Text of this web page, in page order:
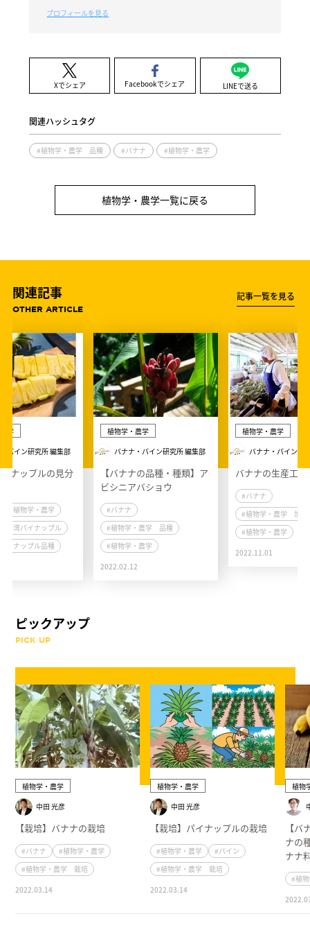
プロフィールを見る
Xでシェア Facebookでシェア LINEで送る
関連ハッシュタグ
#植物学・農学 品種 #バナナ #植物学・農学
植物学・農学一覧に戻る
関連記事
OTHER ARTICLE
記事一覧を見る
学
パイン研究所 編集部
ナップルの見分
#植物学・農学
#台湾パイナップル
イナップル品種
植物学・農学
バナナ・パイン研究所 編集部
【バナナの品種・種類】ア
ビシニアバショウ
#バナナ
#植物学・農学 品種
#植物学・農学
2022.02.12
植物学・農学
バナナ・パイン研
バナナの生産工程
#バナナ
#植物学・農学 加工
#植物学・農学
2022.11.01
ピックアップ
PICK UP
植物学・農学
中田 光彦
【栽培】バナナの栽培
#バナナ
#植物学・農学
#植物学・農学 栽培
2022.03.14
植物学・農学
中田 光彦
【栽培】パイナップルの栽培
#植物学・農学
#パイン
#植物学・農学 栽培
2022.03.14
植物
【
ナの
ナナ
#植